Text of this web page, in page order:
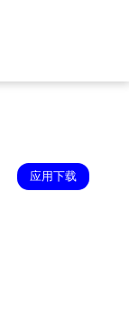
应用下载